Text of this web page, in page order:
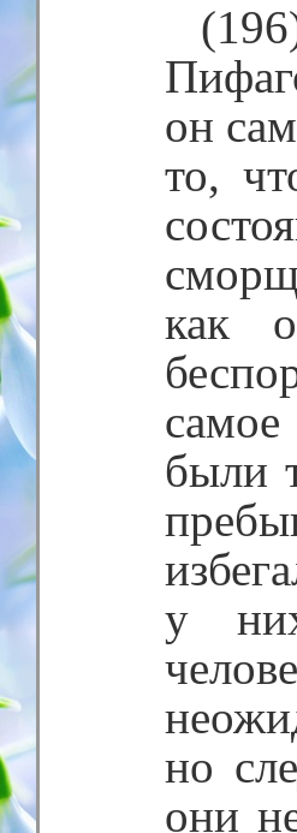
он
то,
как
были
у
но
они